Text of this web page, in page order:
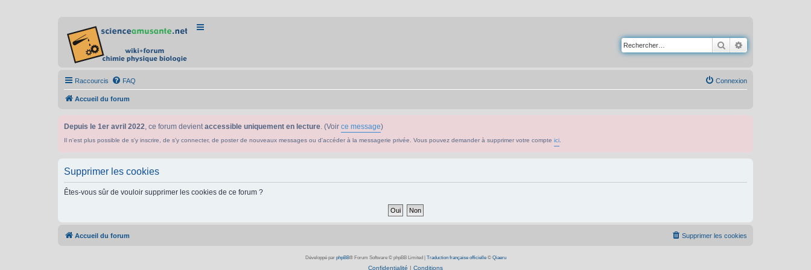
Rechercher
Raccourcis FAQ Connexion
Accueil du forum
Depuis le 1er avril 2022, ce forum devientaccessible uniquement en lecture. (Voir ce message)
Il n'est plus possible de s'y inscrire, de s'y connecter, de poster de nouveaux messages ou d'accéder à la messagerie privée. Vous pouvez demander à supprimer votre compte ici
Supprimer les cookies
Êtes-vous sûr de vouloir supprimer les cookies de ce forum ?
Accueil du forum Supprimer les cookies
Développé par phpBB® Forum Software © phpBB Limited Traduction française officielle© Qiaeru
Confidentialité | Conditions